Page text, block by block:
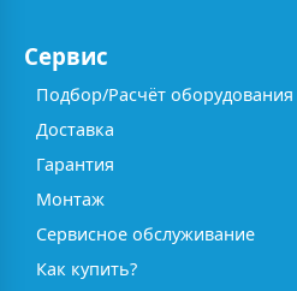
Сервис
Подбор/Расчёт оборудования
Доставка
Гарантия
Монтаж
Сервисное обслуживание
Как купить?